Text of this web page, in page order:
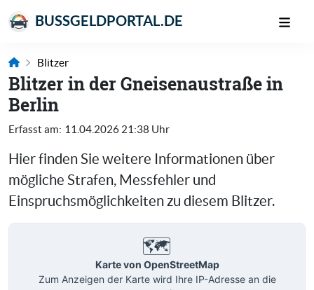
BUSSGELDPORTAL.DE
Blitzer
Blitzer in der Gneisenaustraße in
Berlin
Erfasst am: 11.04.2026 21:38 Uhr
Hier finden Sie weitere Informationen über
mögliche Strafen, Messfehler und
Einspruchsmöglichkeiten zu diesem Blitzer.
🗺️
Karte von OpenStreetMap
Zum Anzeigen der Karte wird Ihre IP-Adresse an die